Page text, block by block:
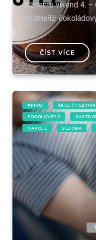
Už tento víkend 4. –
Kroměříži
ČÍST VÍCE
#PIVO AKCE /
FOODLOVERS
NÁPOJE SEZÓNA